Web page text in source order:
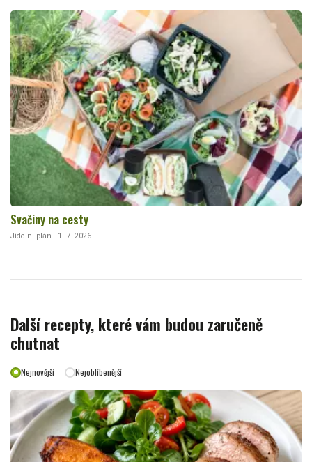
Svačiny na cesty
Jídelní plán · 1. 7. 2026
Další recepty, které vám budou zaručeně
chutnat
Nejnovější Nejoblíbenější